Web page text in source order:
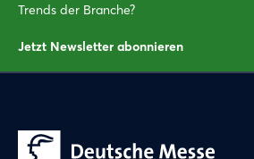
Trends der Branche?
Jetzt Newsletter abonnieren